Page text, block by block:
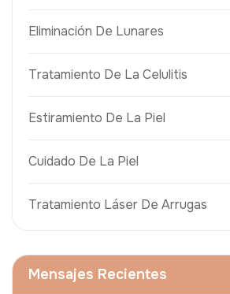
Eliminación De Lunares
Tratamiento De La Celulitis
Estiramiento De La Piel
Cuidado De La Piel
Tratamiento Láser De Arrugas
Mensajes Recientes